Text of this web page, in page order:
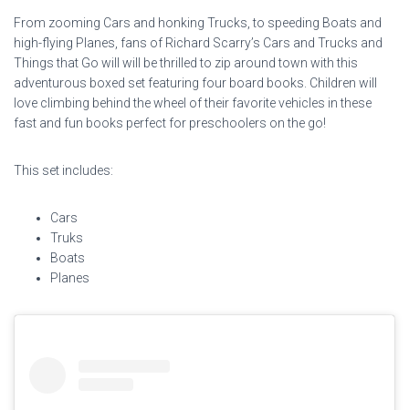
From zooming Cars and honking Trucks, to speeding Boats and
high-flying Planes, fans of Richard Scarry’s Cars and Trucks and
Things that Go will will be thrilled to zip around town with this
adventurous boxed set featuring four board books. Children will
love climbing behind the wheel of their favorite vehicles in these
fast and fun books perfect for preschoolers on the go!
This set includes:
Cars
Truks
Boats
Planes